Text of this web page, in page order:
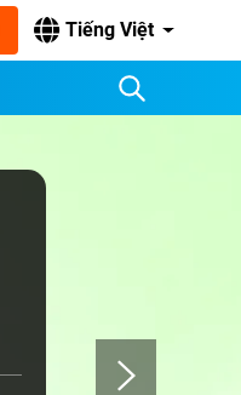
Tiếng Việt